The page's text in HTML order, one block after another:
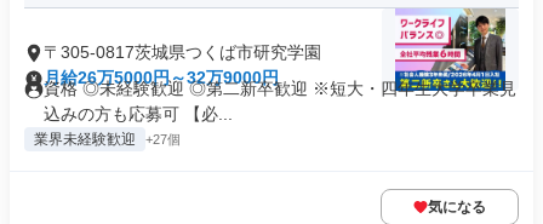
〒305-0817茨城県つくば市研究学園
月給26万5000円～32万9000円
資格 ◎未経験歓迎 ◎第二新卒歓迎 ※短大・四年生大学卒業見
込みの方も応募可 【必...
業界未経験歓迎 +27個
気になる